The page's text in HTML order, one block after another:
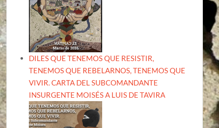
DILES QUE TENEMOS QUE RESISTIR,
TENEMOS QUE REBELARNOS, TENEMOS QUE
VIVIR. CARTA DEL SUBCOMANDANTE
INSURGENTE MOISÉS A LUIS DE TAVIRA